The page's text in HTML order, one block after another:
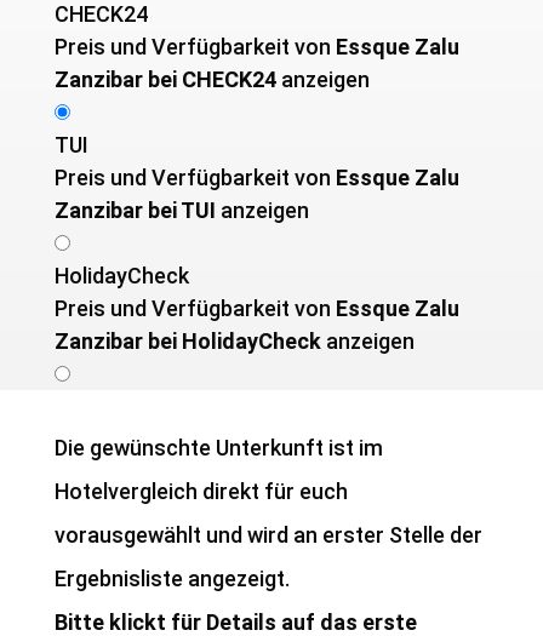
CHECK24
Preis und Verfügbarkeit von ­ Essque Zalu
Zanzibar bei CHECK24 anzeigen
TUI
Preis und Verfügbarkeit von ­ Essque Zalu
Zanzibar bei TUI anzeigen
HolidayCheck
Preis und Verfügbarkeit von ­ Essque Zalu
Zanzibar bei HolidayCheck anzeigen
Die gewünschte Unterkunft ist im
Hotelvergleich direkt für euch
vorausgewählt und wird an erster Stelle der
Ergebnisliste angezeigt.
Bitte klickt für Details auf das erste